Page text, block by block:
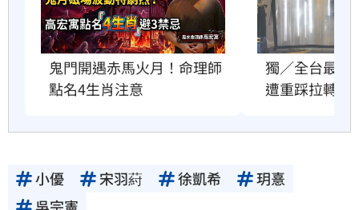
鬼門開遇赤馬火月！命理師
點名4生肖注意
獨／全台最
遭重踩拉轉試
小優 宋羽葤 徐凱希
玥憙